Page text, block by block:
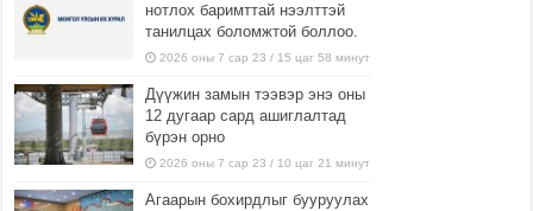
нотлох баримттай нээлттэй
танилцах боломжтой боллоо.
2026 оны 7 сар 23 / 15 цаг 58 минут
Дүүжин замын тээвэр энэ оны
12 дугаар сард ашиглалтад
бүрэн орно
2026 оны 7 сар 23 / 10 цаг 21 минут
Агаарын бохирдлыг бууруулах